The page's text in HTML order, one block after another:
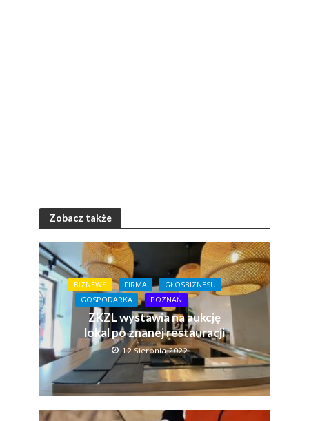
Zobacz także
BIZNEWS FIRMA
GŁOSBIZNESU
GOSPODARKA
POZNAŃ
ZKZL wystawia na aukcję
lokal po znanej restauracji
12 Sierpnia 2022